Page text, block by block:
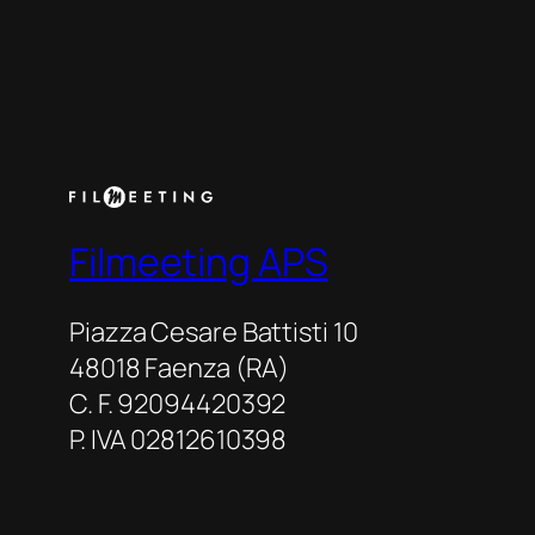
Filmeeting APS
Piazza Cesare Battisti 10
48018 Faenza (RA)
C. F. 92094420392
P. IVA 02812610398